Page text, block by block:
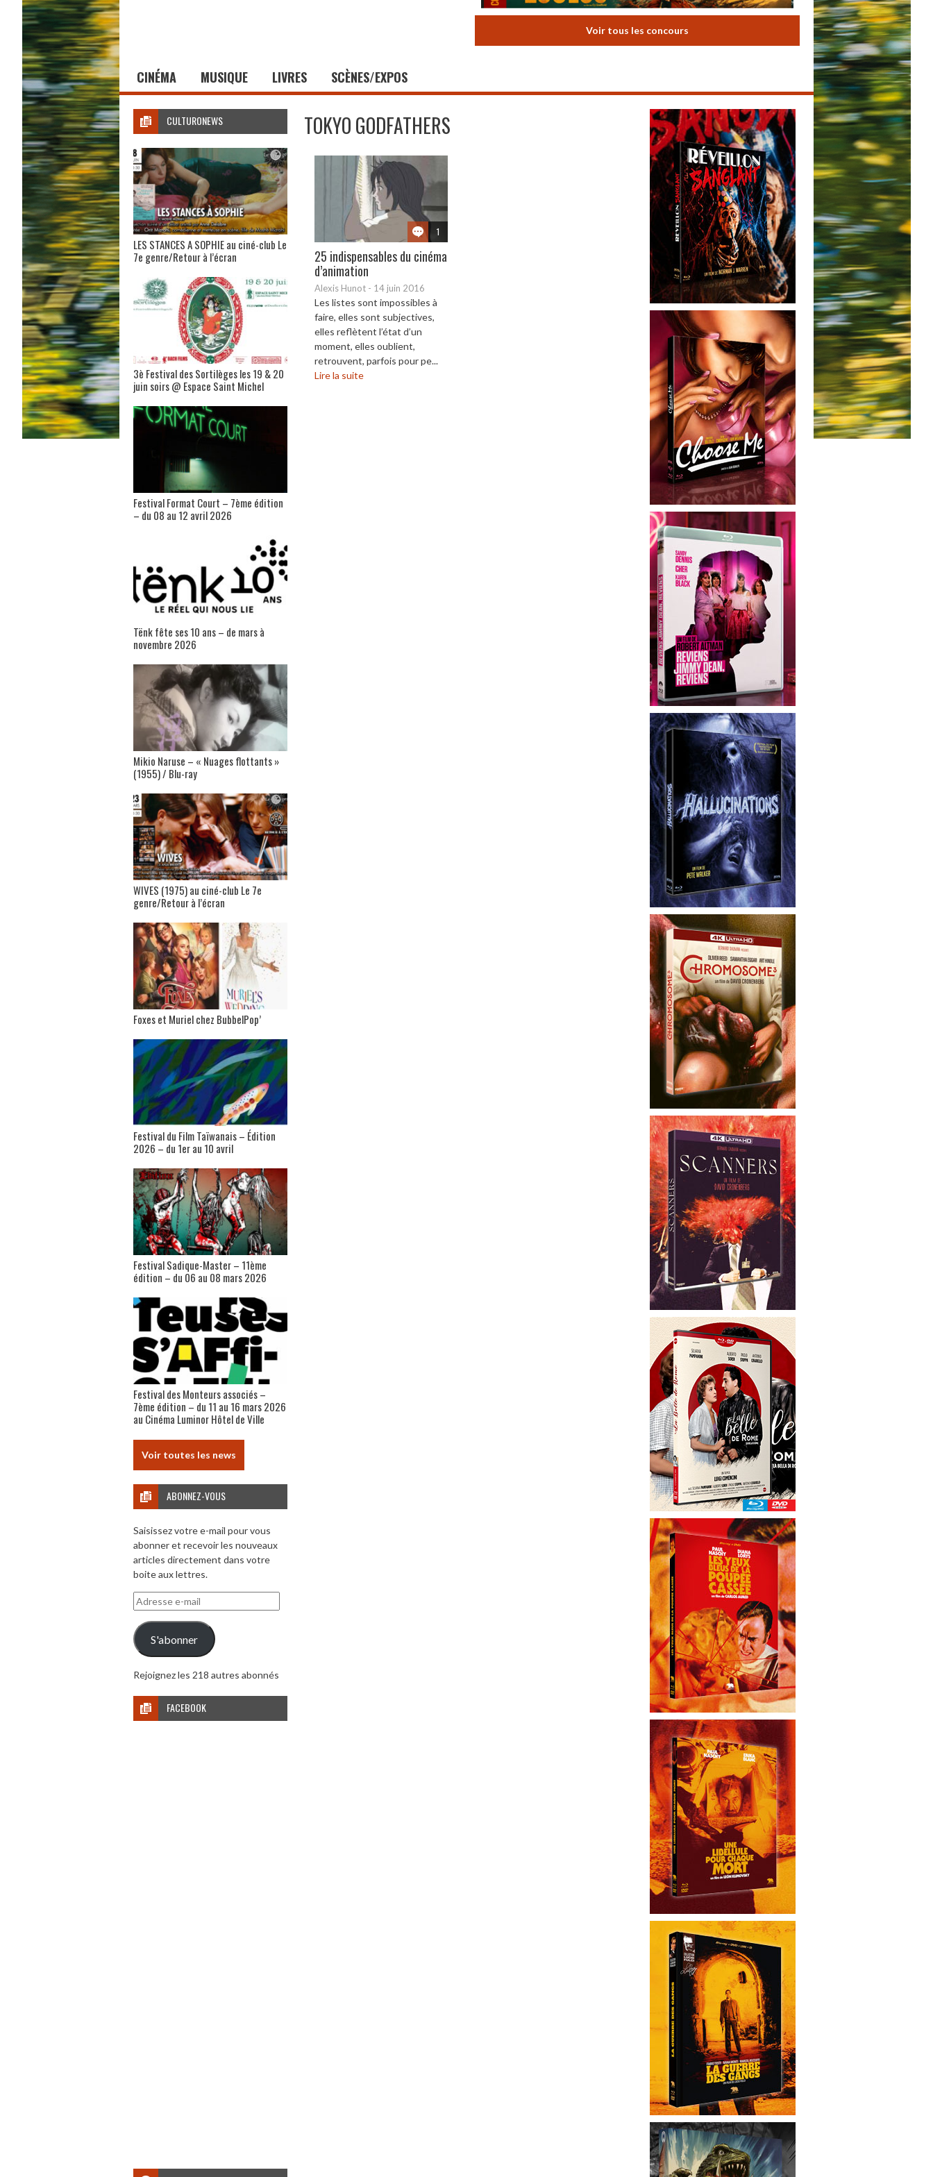
Voir tous les concours
CINÉMA MUSIQUE LIVRES SCÈNES/EXPOS
TOKYO GODFATHERS
1
25 indispensables du cinéma
d’animation
Alexis Hunot - 14 juin 2016
Les listes sont impossibles à
faire, elles sont subjectives,
elles reflètent l’état d’un
moment, elles oublient,
retrouvent, parfois pour pe...
Lire la suite
CULTURONEWS
LES STANCES A SOPHIE au ciné-club Le
7e genre/Retour à l’écran
3è Festival des Sortilèges les 19 & 20
juin soirs @ Espace Saint Michel
Festival Format Court – 7ème édition
– du 08 au 12 avril 2026
Tënk fête ses 10 ans – de mars à
novembre 2026
Mikio Naruse – « Nuages flottants »
(1955) / Blu-ray
WIVES (1975) au ciné-club Le 7e
genre/Retour à l’écran
Foxes et Muriel chez BubbelPop’
Festival du Film Taïwanais – Édition
2026 – du 1er au 10 avril
Festival Sadique-Master – 11ème
édition – du 06 au 08 mars 2026
Festival des Monteurs associés –
7ème édition – du 11 au 16 mars 2026
au Cinéma Luminor Hôtel de Ville
Voir toutes les news
ABONNEZ-VOUS
Saisissez votre e-mail pour vous
abonner et recevoir les nouveaux
articles directement dans votre
boite aux lettres.
Adresse
e-
mail
S'abonner
Rejoignez les 218 autres abonnés
FACEBOOK